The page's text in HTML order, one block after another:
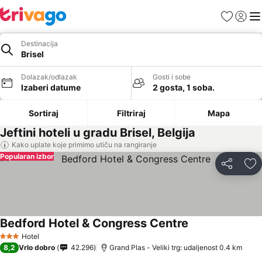
FavoritiPrijavi
Destinacija
Brisel
Dolazak/odlazak
Izaberi datume
Gosti i sobe
2 gosta, 1 soba.
Sortiraj Filtriraj Mapa
Jeftini hoteli u gradu Brisel, Belgija
Kako uplate koje primimo utiču na rangiranje
Deli
Popularan izbor
3 Zvezdice
Hotel
Bedford Hotel & Congress Centre
8,2 Vrlo dobro 42.296 Grand Plas - Veliki trg: udaljenost 0.4 km